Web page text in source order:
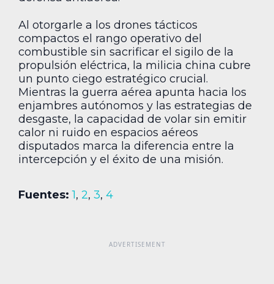
Al otorgarle a los drones tácticos
compactos el rango operativo del
combustible sin sacrificar el sigilo de la
propulsión eléctrica, la milicia china cubre
un punto ciego estratégico crucial.
Mientras la guerra aérea apunta hacia los
enjambres autónomos y las estrategias de
desgaste, la capacidad de volar sin emitir
calor ni ruido en espacios aéreos
disputados marca la diferencia entre la
intercepción y el éxito de una misión.
Fuentes: 1, 2, 3, 4